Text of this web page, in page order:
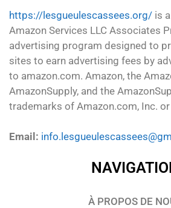
https://lesgueulescassees.org/ is
Amazon Services LLC Associates
advertising program designed to
sites to earn advertising fees by
to amazon.com. Amazon, the
AmazonSupply, and the
trademarks of Amazon.com, Inc.
Email:
À PROPOS DE